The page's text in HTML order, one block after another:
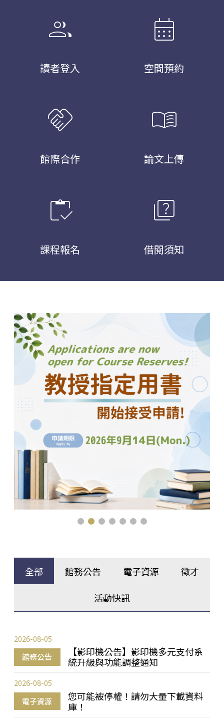
group
讀者登入
calendar_month
空間預約
handshake
館際合作
menu_book
論文上傳
inventory
課程報名
quiz
借閱須知
全部 館務公告 電子資源 徵才
活動快訊
館務公告
【影印機公告】影印機多元支付系
統升級與功能調整通知
2026-08-05
電子資源
您可能被停權！請勿大量下載資料
庫！
2026-08-05